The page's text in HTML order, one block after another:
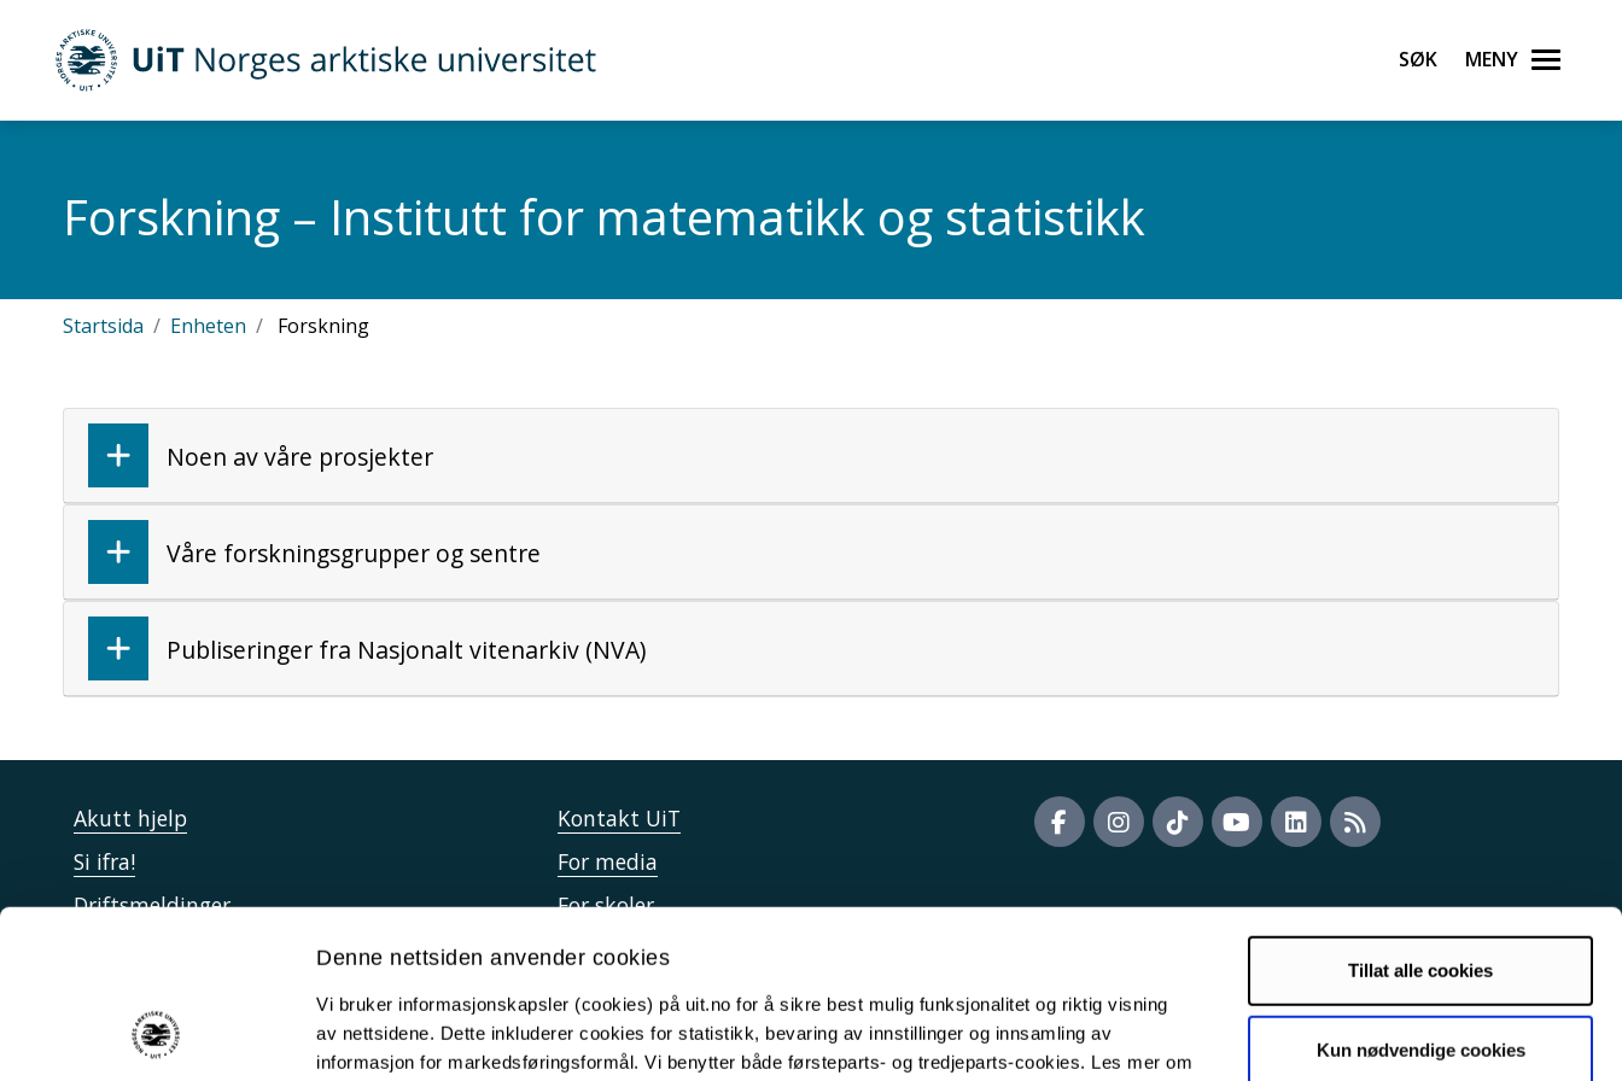
Denne nettsiden anvender cookies
Vi bruker informasjonskapsler (cookies) på uit.no for å sikre best mulig funksjonalitet og riktig visning
av nettsidene. Dette inkluderer cookies for statistikk, bevaring av innstillinger og innsamling av
informasjon for markedsføringsformål. Vi benytter både førsteparts- og tredjeparts-cookies. Les mer om
Tillat alle cookies
Kun nødvendige cookies
Gå til hovedinnhold
UiT Norges arktiske universitet Søk Meny
Forskning – Institutt for matematikk og statistikk
Startsida Enheten Forskning
Noen av våre prosjekter
Våre forskningsgrupper og sentre
Publiseringer fra Nasjonalt vitenarkiv (NVA)
Akutt hjelp
Si ifra!
Driftsmeldinger
Sikkerhet, beredskap og personvern
Informasjonskapsler
Kontakt UiT
For media
For skoler
Ledige stillinger
English website
Logg inn